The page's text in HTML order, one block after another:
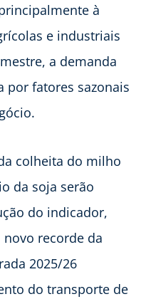
à
e industriais
a demanda
por fatores sazonais
colheita do milho
da soja serão
do indicador,
recorde da
2025/26
do transporte de